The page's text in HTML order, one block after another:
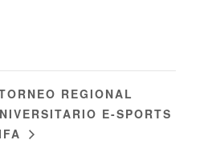
REGIONAL
E-SPORTS